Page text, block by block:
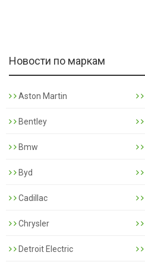
Новости по маркам
Aston Martin
Bentley
Bmw
Byd
Cadillac
Chrysler
Detroit Electric